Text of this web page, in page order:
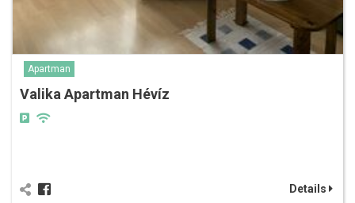
Apartman
Valika Apartman Hévíz
Details